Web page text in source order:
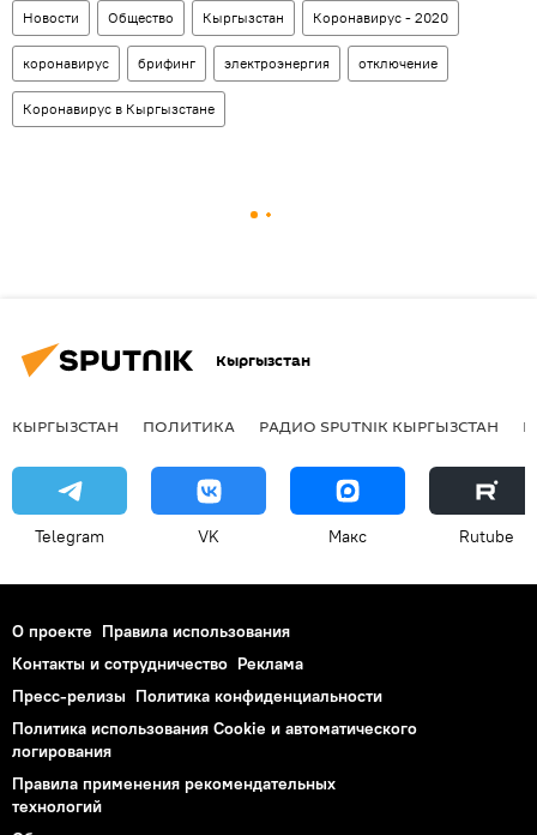
Новости Общество Кыргызстан Коронавирус - 2020
коронавирус брифинг электроэнергия отключение
Коронавирус в Кыргызстане
Кыргызстан
КЫРГЫЗСТАН ПОЛИТИКА РАДИО SPUTNIK КЫРГЫЗСТАН
Telegram VK Макс Rutube
О проекте Правила использования
Контакты и сотрудничество Реклама
Пресс-релизы Политика конфиденциальности
Политика использования Cookie и автоматического
логирования
Правила применения рекомендательных
технологий